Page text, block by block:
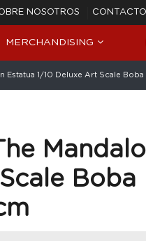
NOSOTROS CONTACTO
MERCHANDISING
Estatua 1/10 Deluxe Art Scale